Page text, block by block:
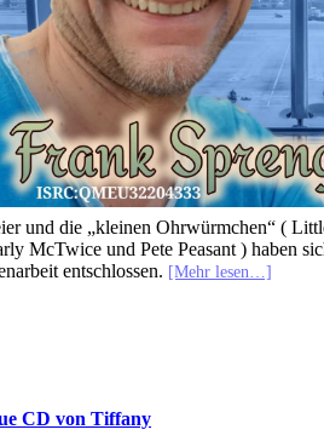
und die „kleinen Ohrwürmchen“ (
McTwice und Pete Peasant ) haben
entschlossen. [Mehr lesen…]
CD von Tiffany